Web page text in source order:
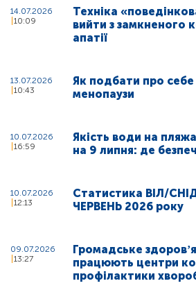
14.07.2026
10:09
Техніка
вийти з замкненого
апатії
13.07.2026
10:43
Як подбати про себе
менопаузи
10.07.2026
16:59
Якість води на
на 9 липня: де
10.07.2026
12:13
Статистика ВІЛ/СНІД
ЧЕРВЕНЬ 2026 року
09.07.2026
13:27
Громадське
працюють центри
профілактики